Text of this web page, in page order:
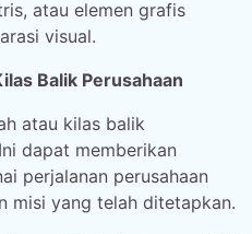
atau elemen grafis
visual.
Balik Perusahaan
atau kilas balik
dapat memberikan
perjalanan perusahaan
misi yang telah ditetapkan.